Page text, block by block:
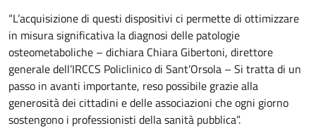
“L’acquisizione di questi dispositivi ci permette di ottimizzare
in misura significativa la diagnosi delle patologie
osteometaboliche – dichiara Chiara Gibertoni, direttore
generale dell’IRCCS Policlinico di Sant’Orsola – Si tratta di un
passo in avanti importante, reso possibile grazie alla
generosità dei cittadini e delle associazioni che ogni giorno
sostengono i professionisti della sanità pubblica”.